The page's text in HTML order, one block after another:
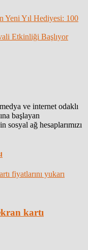
Yeni Yıl Hediyesi: 100
Etkinliği Başlıyor
ve internet odaklı
başlayan
ağ hesaplarımızı
kartı